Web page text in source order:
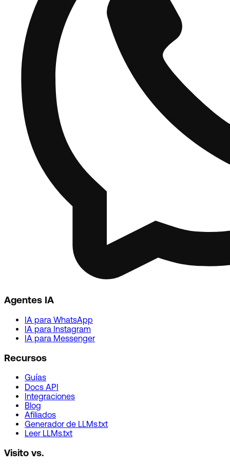
Agentes IA
IA para WhatsApp
IA para Instagram
IA para Messenger
Recursos
Guías
Docs API
Integraciones
Blog
Afiliados
Generador de LLMs.txt
Leer LLMs.txt
Visito vs.